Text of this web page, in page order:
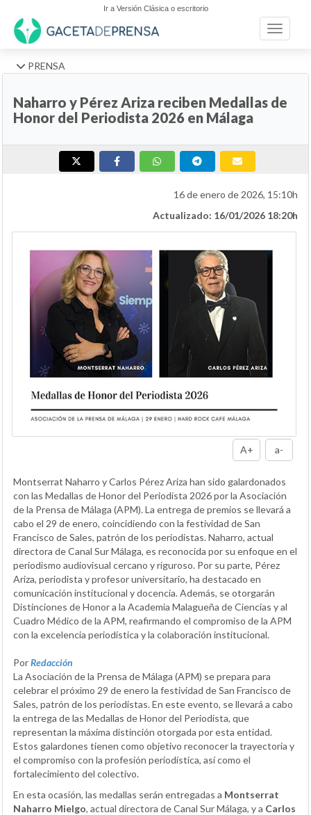
Ir a Versión Clásica o escritorio
Toggle
PRENSA
Naharro y Pérez Ariza reciben Medallas de
Honor del Periodista 2026 en Málaga
16 de enero de 2026, 15:10h
Actualizado: 16/01/2026 18:20h
A+ a-
Montserrat Naharro y Carlos Pérez Ariza han sido galardonados
con las Medallas de Honor del Periodista 2026 por la Asociación
de la Prensa de Málaga (APM). La entrega de premios se llevará a
cabo el 29 de enero, coincidiendo con la festividad de San
Francisco de Sales, patrón de los periodistas. Naharro, actual
directora de Canal Sur Málaga, es reconocida por su enfoque en el
periodismo audiovisual cercano y riguroso. Por su parte, Pérez
Ariza, periodista y profesor universitario, ha destacado en
comunicación institucional y docencia. Además, se otorgarán
Distinciones de Honor a la Academia Malagueña de Ciencias y al
Cuadro Médico de la APM, reafirmando el compromiso de la APM
con la excelencia periodística y la colaboración institucional.
PorRedacción
La Asociación de la Prensa de Málaga (APM) se prepara para
celebrar el próximo 29 de enero la festividad de San Francisco de
Sales, patrón de los periodistas. En este evento, se llevará a cabo
la entrega de las Medallas de Honor del Periodista, que
representan la máxima distinción otorgada por esta entidad.
Estos galardones tienen como objetivo reconocer la trayectoria y
el compromiso con la profesión periodística, así como el
fortalecimiento del colectivo.
En esta ocasión, las medallas serán entregadas a Montserrat
Naharro Mielgo, actual directora de Canal Sur Málaga, y a Carlos